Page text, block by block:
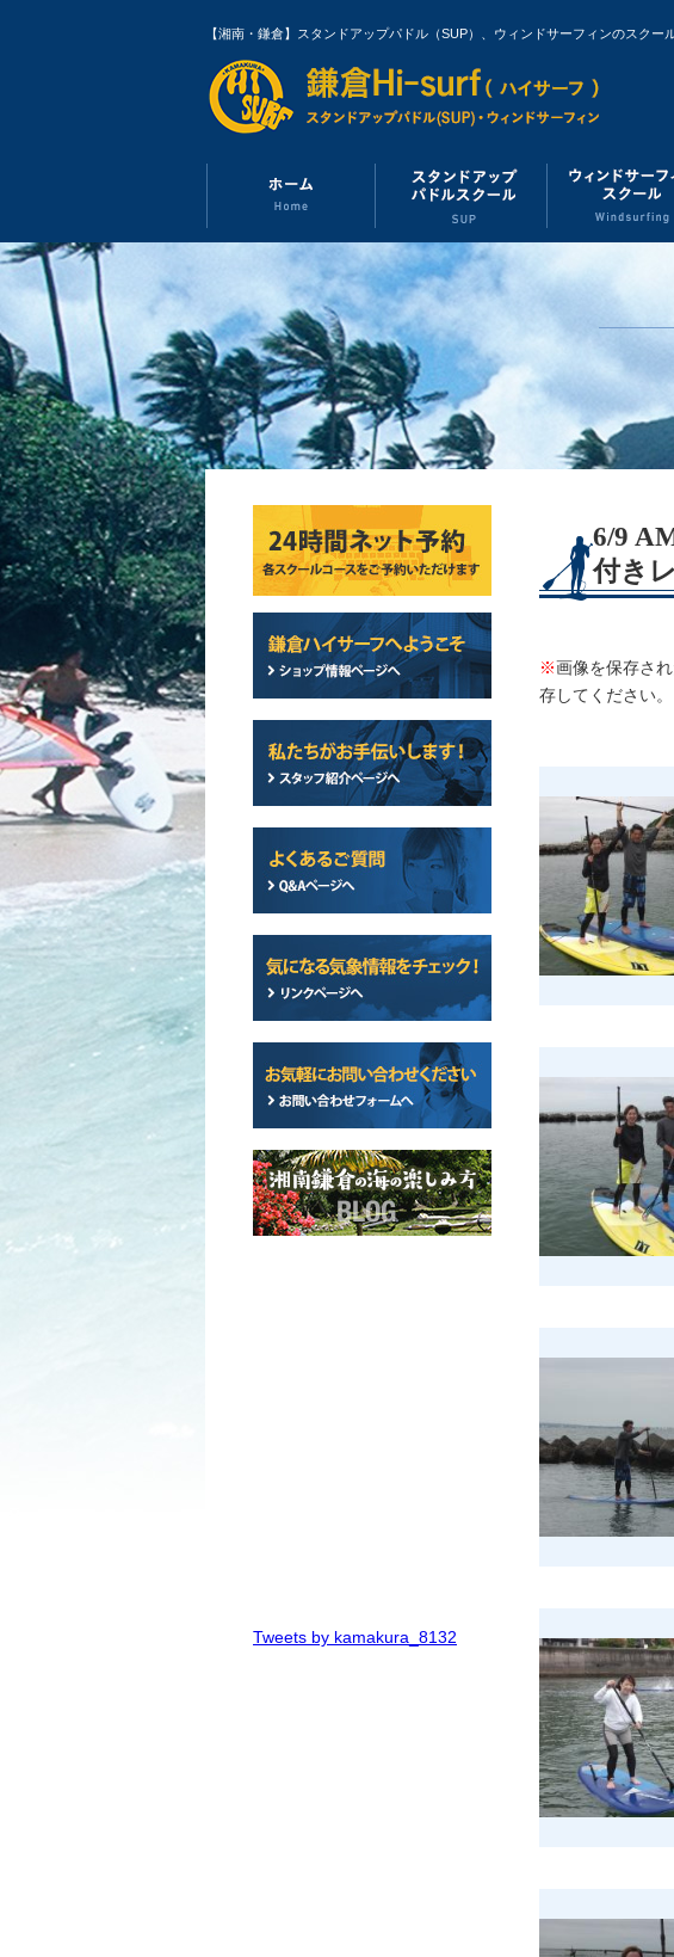
【湘南・鎌倉】スタンドアップパドル（SUP）、ウィンドサーフィンのスク
6/9
付き
※画像を保存さ
存してください。
Tweets by kamakura_8132